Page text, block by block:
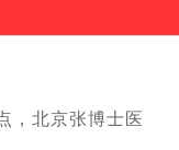
北京张博士医